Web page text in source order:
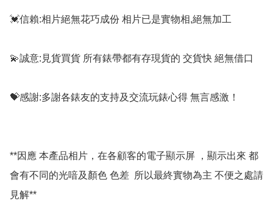
💓信賴:相片絕無花巧成份 相片已是實物相,絕無加工
💫誠意:見貨買貨 所有錶帶都有存現貨的 交貨快 絕無借口
💝感謝:多謝各錶友的支持及交流玩錶心得 無言感激！
**因應 本產品相片，在各顧客的電子顯示屏 ，顯示出來 都
會有不同的光喑及顏色 色差  所以最終實物為主 不便之處請